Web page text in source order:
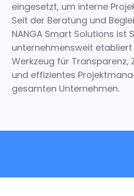
eingesetzt, um interne
Seit der Beratung und
NANGA Smart Solutions ist
unternehmensweit
Werkzeug für Transparenz,
und effizientes
gesamten Unternehmen.